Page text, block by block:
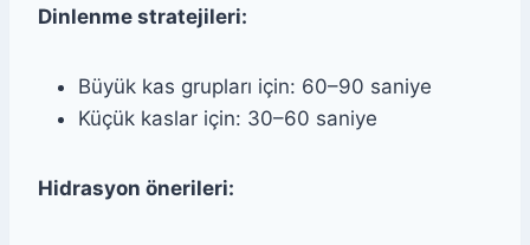
Dinlenme stratejileri:
Büyük kas grupları için: 60–90 saniye
Küçük kaslar için: 30–60 saniye
Hidrasyon önerileri: